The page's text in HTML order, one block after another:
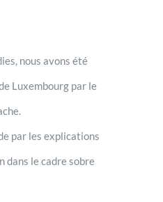
nous avons été
Luxembourg par le
par les explications
dans le cadre sobre